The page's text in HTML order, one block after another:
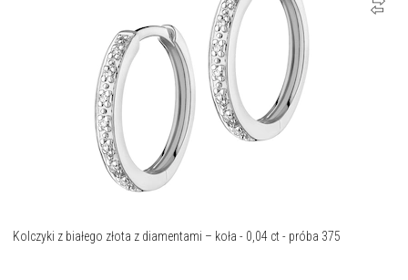
Kolczyki z białego złota z diamentami – koła - 0,04 ct - próba 375